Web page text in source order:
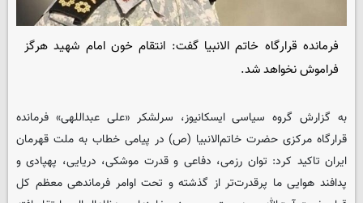
فرمانده قرارگاه خاتم الانبیا گفت: انتقام خون امام شهید هرگز
فراموش نخواهد شد.
به گزارش گروه سیاسی ایسکانیوز، سرلشکر «علی عبداللهی» فرمانده
قرارگاه مرکزی حضرت خاتم‌الانبیا (ص) در پیامی خطاب به ملت قهرمان
ایران تاکید کرد: توان رزمی، دفاعی و قدرت موشکی، دریایی، پهپادی و
پدافند هوایی ما پرقدرت‌تر از گذشته و تحت اوامر فرماندهی معظم کل